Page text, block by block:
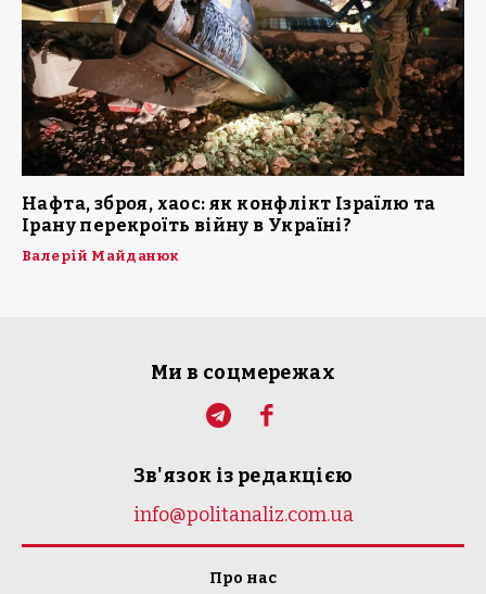
Нафта, зброя, хаос: як конфлікт Ізраїлю та
Ірану перекроїть війну в Україні?
Валерій Майданюк
Ми в соцмережах
Зв'язок із редакцією
info@politanaliz.com.ua
Про нас